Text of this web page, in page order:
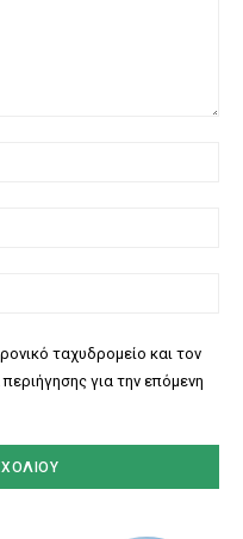
ταχυδρομείο και τον
για την επόμενη